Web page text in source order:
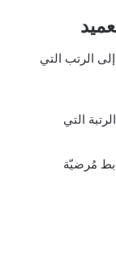
الرتب التي
التي
مُرضيّة